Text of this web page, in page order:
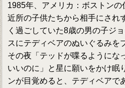
1985年、アメリカ：ボストンの
近所の子供たちから相手にされ
く過ごしていた8歳の男の子ジ
スにテディベアのぬいぐるみを
その夜「テッドが喋るようにな
いいのに」と星に願いをかけ眠
ンが目覚めると、テディベアで